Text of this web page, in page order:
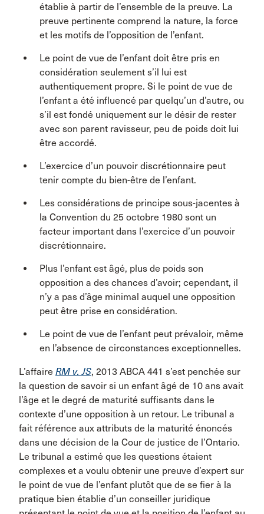
établie à partir de l’ensemble de la preuve. La
preuve pertinente comprend la nature, la force
et les motifs de l’opposition de l’enfant.
Le point de vue de l’enfant doit être pris en
considération seulement s’il lui est
authentiquement propre. Si le point de vue de
l’enfant a été influencé par quelqu’un d’autre, ou
s’il est fondé uniquement sur le désir de rester
avec son parent ravisseur, peu de poids doit lui
être accordé.
L’exercice d’un pouvoir discrétionnaire peut
tenir compte du bien-être de l’enfant.
Les considérations de principe sous-jacentes à
la Convention du 25 octobre 1980 sont un
facteur important dans l’exercice d’un pouvoir
discrétionnaire.
Plus l’enfant est âgé, plus de poids son
opposition a des chances d’avoir; cependant, il
n’y a pas d’âge minimal auquel une opposition
peut être prise en considération.
Le point de vue de l’enfant peut prévaloir, même
en l’absence de circonstances exceptionnelles.
L’affaire RM v. JS, 2013 ABCA 441 s’est penchée sur
la question de savoir si un enfant âgé de 10 ans avait
l’âge et le degré de maturité suffisants dans le
contexte d’une opposition à un retour. Le tribunal a
fait référence aux attributs de la maturité énoncés
dans une décision de la Cour de justice de l’Ontario.
Le tribunal a estimé que les questions étaient
complexes et a voulu obtenir une preuve d’expert sur
le point de vue de l’enfant plutôt que de se fier à la
pratique bien établie d’un conseiller juridique